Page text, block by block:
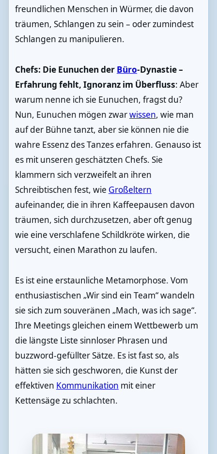
freundlichen Menschen in Würmer, die davon
träumen, Schlangen zu sein – oder zumindest
Schlangen zu manipulieren.
Chefs: Die Eunuchen der Büro-Dynastie –
Erfahrung fehlt, Ignoranz im Überfluss: Aber
warum nenne ich sie Eunuchen, fragst du?
Nun, Eunuchen mögen zwarwissen, wie man
auf der Bühne tanzt, aber sie können nie die
wahre Essenz des Tanzes erfahren. Genauso ist
es mit unseren geschätzten Chefs. Sie
klammern sich verzweifelt an ihren
Schreibtischen fest, wie Großeltern
aufeinander, die in ihren Kaffeepausen davon
träumen, sich durchzusetzen, aber oft genug
wie eine verschlafene Schildkröte wirken, die
versucht, einen Marathon zu laufen.
Es ist eine erstaunliche Metamorphose. Vom
enthusiastischen „Wir sind ein Team“ wandeln
sie sich zum souveränen „Mach, was ich sage“.
Ihre Meetings gleichen einem Wettbewerb um
die längste Liste sinnloser Phrasen und
buzzword-gefüllter Sätze. Es ist fast so, als
hätten sie sich geschworen, die Kunst der
effektiven Kommunikation mit einer
Kettensäge zu schlachten.